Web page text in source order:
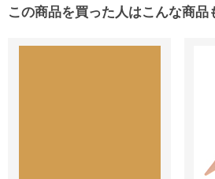
この商品を買った人はこんな商品